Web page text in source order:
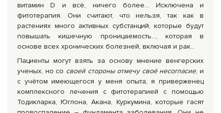
витамин D и всё, ничего более... Исключена и
фитотерапия. Они считают, что нельзя, так как в
растениях много активных субстанций, которые будут
повышать кишечную проницаемость..., которая в
основе всех хронических болезней, включая и рак...
Пациенты могут взять за основу мнение венгерских
ученых, но со своей стороны отмечу своё несогласие, и
с учётом имеющегося у меня опыта, я приверженец
комплексного лечения с фитотерапией с помощью
Тодикларка, Юглона, Акана, Куркумина, которые гасят